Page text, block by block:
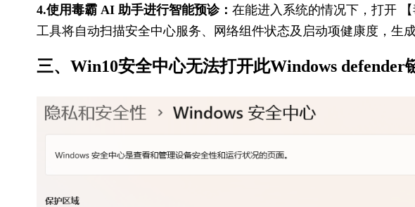
4.使用毒霸 AI 助手进行智能预诊： 在能进入系统的情况下，打开
工具将自动扫描安全中心服务、网络组件状态及启动项健康度，生成
三、Win10安全中心无法打开此Windows defender